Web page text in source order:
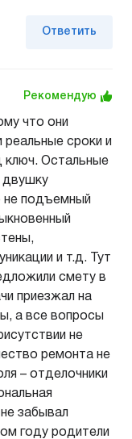
Ответить
Рекомендую
что они
сроки и
ключ. Остальные
двушку
не подъемный
и т.д. Тут
смету в
приезжал на
а все вопросы
не
ремонта не
– отделочники
забывал
году родители